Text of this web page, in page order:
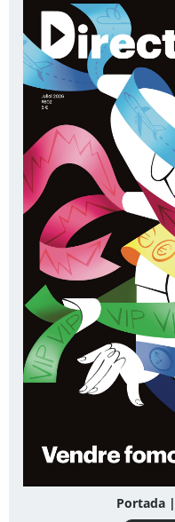
Portada